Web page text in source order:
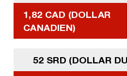
1,82 CAD (DOLLAR
CANADIEN)
52 SRD (DOLLAR